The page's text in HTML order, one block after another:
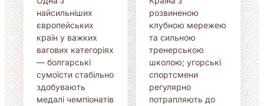
найсильніших
європейських
країн у важких
вагових категоріях
— болгарські
сумоїсти стабільно
здобувають
медалі чемпіонатів
розвиненою
клубною мережею
та сильною
тренерською
школою; угорські
спортсмени
регулярно
потрапляють до